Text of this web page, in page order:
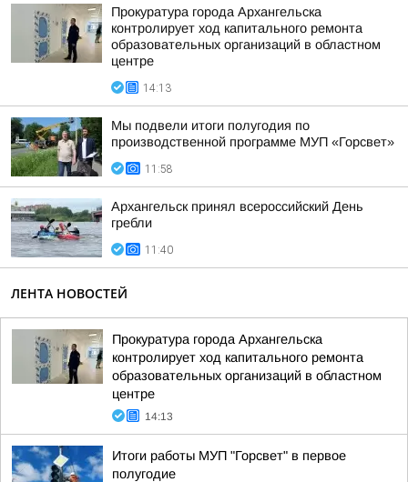
Прокуратура города Архангельска
контролирует ход капитального ремонта
образовательных организаций в областном
центре
14:13
Мы подвели итоги полугодия по
производственной программе МУП «Горсвет»
11:58
Архангельск принял всероссийский День
гребли
11:40
ЛЕНТА НОВОСТЕЙ
Прокуратура города Архангельска
контролирует ход капитального ремонта
образовательных организаций в областном
центре
14:13
Итоги работы МУП "Горсвет" в первое
полугодие